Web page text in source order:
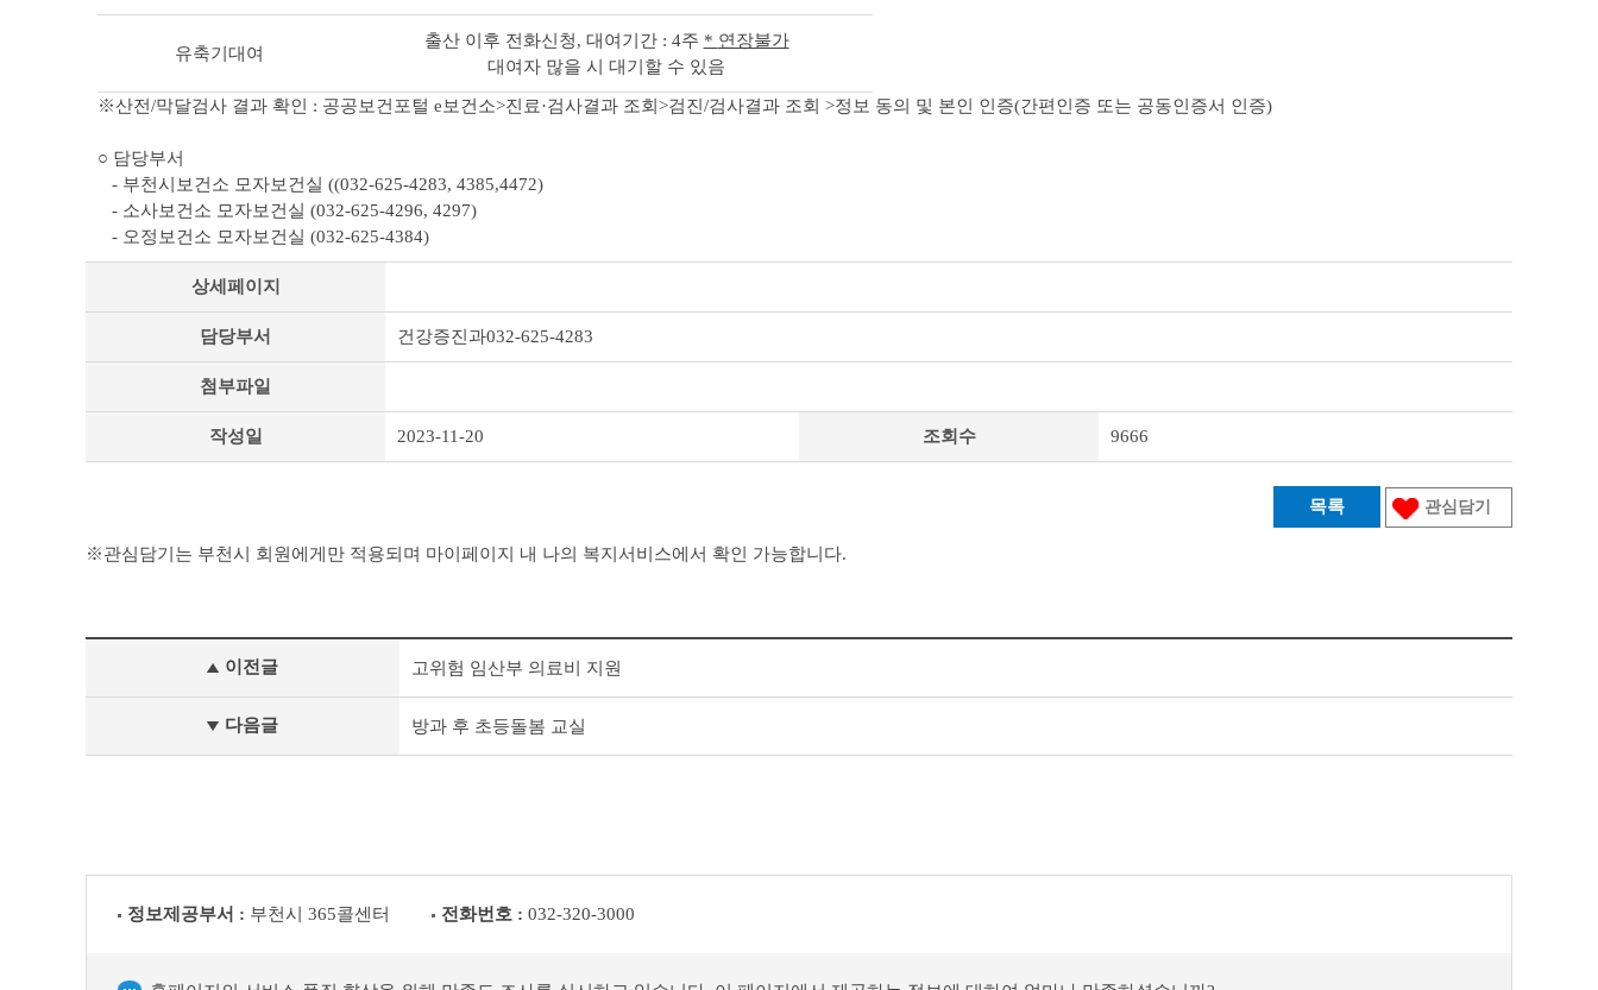
유축기대여
출산 이후 전화신청, 대여기간 : 4주 * 연장불가
대여자 많을 시 대기할 수 있음
※산전/막달검사 결과 확인 : 공공보건포털 e보건소>진료·검사결과 조회>검진/검사결과 조회 >정보 동의 및 본인 인증(간편인증 또는 공동인증서 인증)
○ 담당부서
- 부천시보건소 모자보건실 ((032-625-4283, 4385,4472)
- 소사보건소 모자보건실 (032-625-4296, 4297)
- 오정보건소 모자보건실 (032-625-4384)
상세페이지
담당부서 건강증진과032-625-4283
첨부파일
작성일 2023-11-20 조회수 9666
목록 관심담기
관심담기는 부천시 회원에게만 적용되며 마이페이지 내 나의 복지서비스에서 확인 가능합니다.
형
이
글
이전글 고위험 임산부 의료비 지원
다음글 방과 후 초등돌봄 교실
정보제공부서 : 부천시 365콜센터 전화번호 : 032-320-3000